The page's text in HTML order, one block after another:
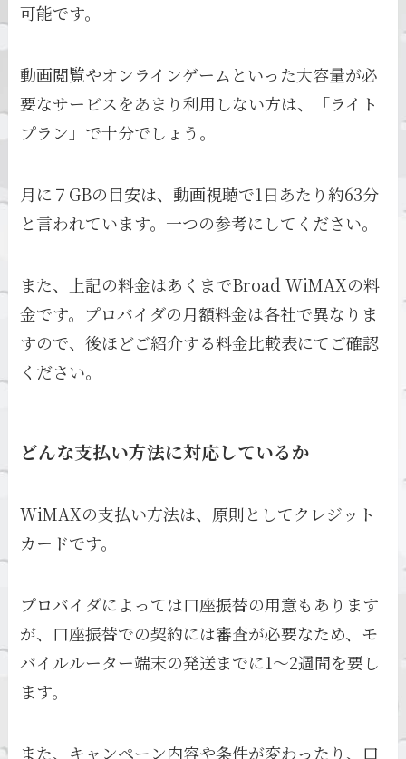
可能です。
動画閲覧やオンラインゲームといった大容量が必
要なサービスをあまり利用しない方は、「ライト
プラン」で十分でしょう。
月に７GBの目安は、動画視聴で1日あたり約63分
と言われています。一つの参考にしてください。
また、上記の料金はあくまでBroad WiMAXの料
金です。プロバイダの月額料金は各社で異なりま
すので、後ほどご紹介する料金比較表にてご確認
ください。
どんな支払い方法に対応しているか
WiMAXの支払い方法は、原則としてクレジット
カードです。
プロバイダによっては口座振替の用意もあります
が、口座振替での契約には審査が必要なため、モ
バイルルーター端末の発送までに1～2週間を要し
ます。
また、キャンペーン内容や条件が変わったり、口